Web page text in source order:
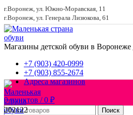
г.Воронеж, ул. Южно-Моравская, 11
г.Воронеж, ул. Генерала Лизюкова, 61
Магазины детской обуви в Воронеже
+7 (903) 420-0999
+7 (903) 855-2674
Адреса магазинов
0пунктов / 0 ₽
Поиск
202122